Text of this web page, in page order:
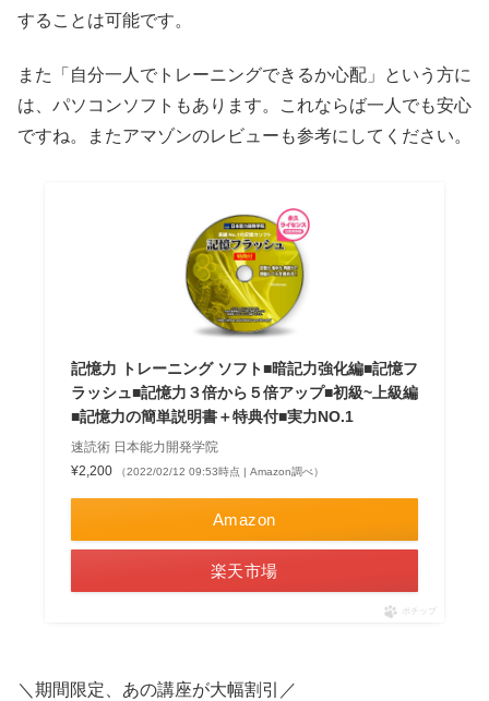
することは可能です。
また「自分一人でトレーニングできるか心配」という方に
は、パソコンソフトもあります。これならば一人でも安心
ですね。またアマゾンのレビューも参考にしてください。
記憶力 トレーニング ソフト■暗記力強化編■記憶フ
ラッシュ■記憶力３倍から５倍アップ■初級~上級編
■記憶力の簡単説明書＋特典付■実力NO.1
速読術 日本能力開発学院
¥2,200
（2022/02/12 09:53時点 | Amazon調べ）
Amazon
楽天市場
ポチップ
＼期間限定、あの講座が大幅割引／